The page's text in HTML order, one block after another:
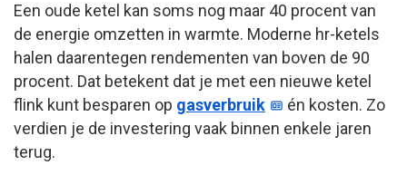
Een oude ketel kan soms nog maar 40 procent van
de energie omzetten in warmte. Moderne hr-ketels
halen daarentegen rendementen van boven de 90
procent. Dat betekent dat je met een nieuwe ketel
flink kunt besparen op gasverbruik
én kosten. Zo
verdien je de investering vaak binnen enkele jaren
terug.